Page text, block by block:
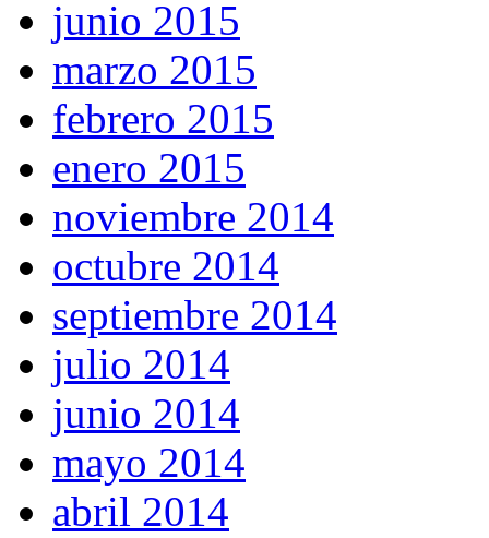
junio 2015
marzo 2015
febrero 2015
enero 2015
noviembre 2014
octubre 2014
septiembre 2014
julio 2014
junio 2014
mayo 2014
abril 2014